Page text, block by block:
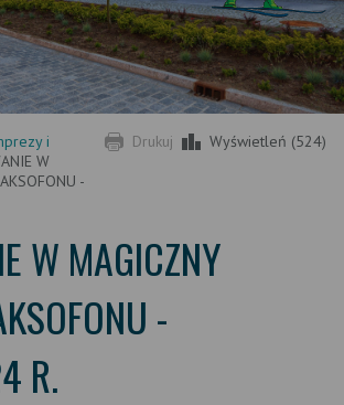
Drukuj Wyświetleń (524)
i
W
-
W MAGICZNY
-
R.